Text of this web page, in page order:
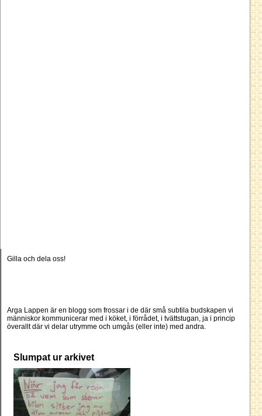
Gilla och dela oss!
Arga Lappen är en blogg som frossar i de där små subtila budskapen vi
människor kommunicerar med i köket, i förrådet, i tvättstugan, ja i princip
överallt där vi delar utrymme och umgås (eller inte) med andra.
Slumpat ur arkivet